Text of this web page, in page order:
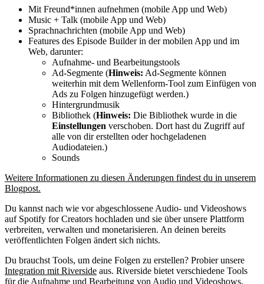
Mit Freund*innen aufnehmen (mobile App und Web)
Music + Talk (mobile App und Web)
Sprachnachrichten (mobile App und Web)
Features des Episode Builder in der mobilen App und im
Web, darunter:
Aufnahme- und Bearbeitungstools
Ad-Segmente (Hinweis: Ad-Segmente können
weiterhin mit dem Wellenform-Tool zum Einfügen von
Ads zu Folgen hinzugefügt werden.)
Hintergrundmusik
Bibliothek (Hinweis: Die Bibliothek wurde in die
Einstellungen verschoben. Dort hast du Zugriff auf
alle von dir erstellten oder hochgeladenen
Audiodateien.)
Sounds
Weitere Informationen zu diesen Änderungen findest du in unserem
Blogpost.
Du kannst nach wie vor abgeschlossene Audio- und Videoshows
auf Spotify for Creators hochladen und sie über unsere Plattform
verbreiten, verwalten und monetarisieren. An deinen bereits
veröffentlichten Folgen ändert sich nichts.
Du brauchst Tools, um deine Folgen zu erstellen? Probier unsere
Integration mit Riverside aus. Riverside bietet verschiedene Tools
für die Aufnahme und Bearbeitung von Audio und Videoshows.